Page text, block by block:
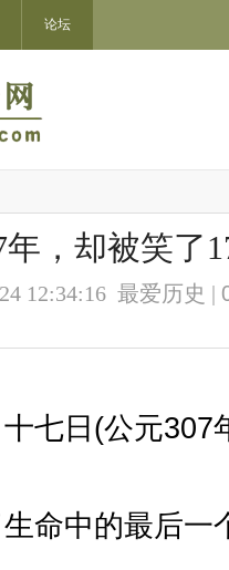
论坛
，却被笑了
12:34:16 最爱历史 |
七日(公元307
命中的最后一